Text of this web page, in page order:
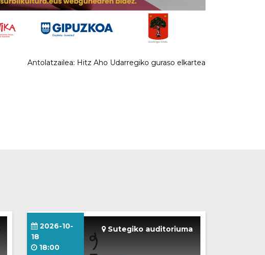
Antolatzailea: Hitz Aho Udarregiko guraso elkartea
Sutegiko auditoriuma
2026-10-
18
18:00